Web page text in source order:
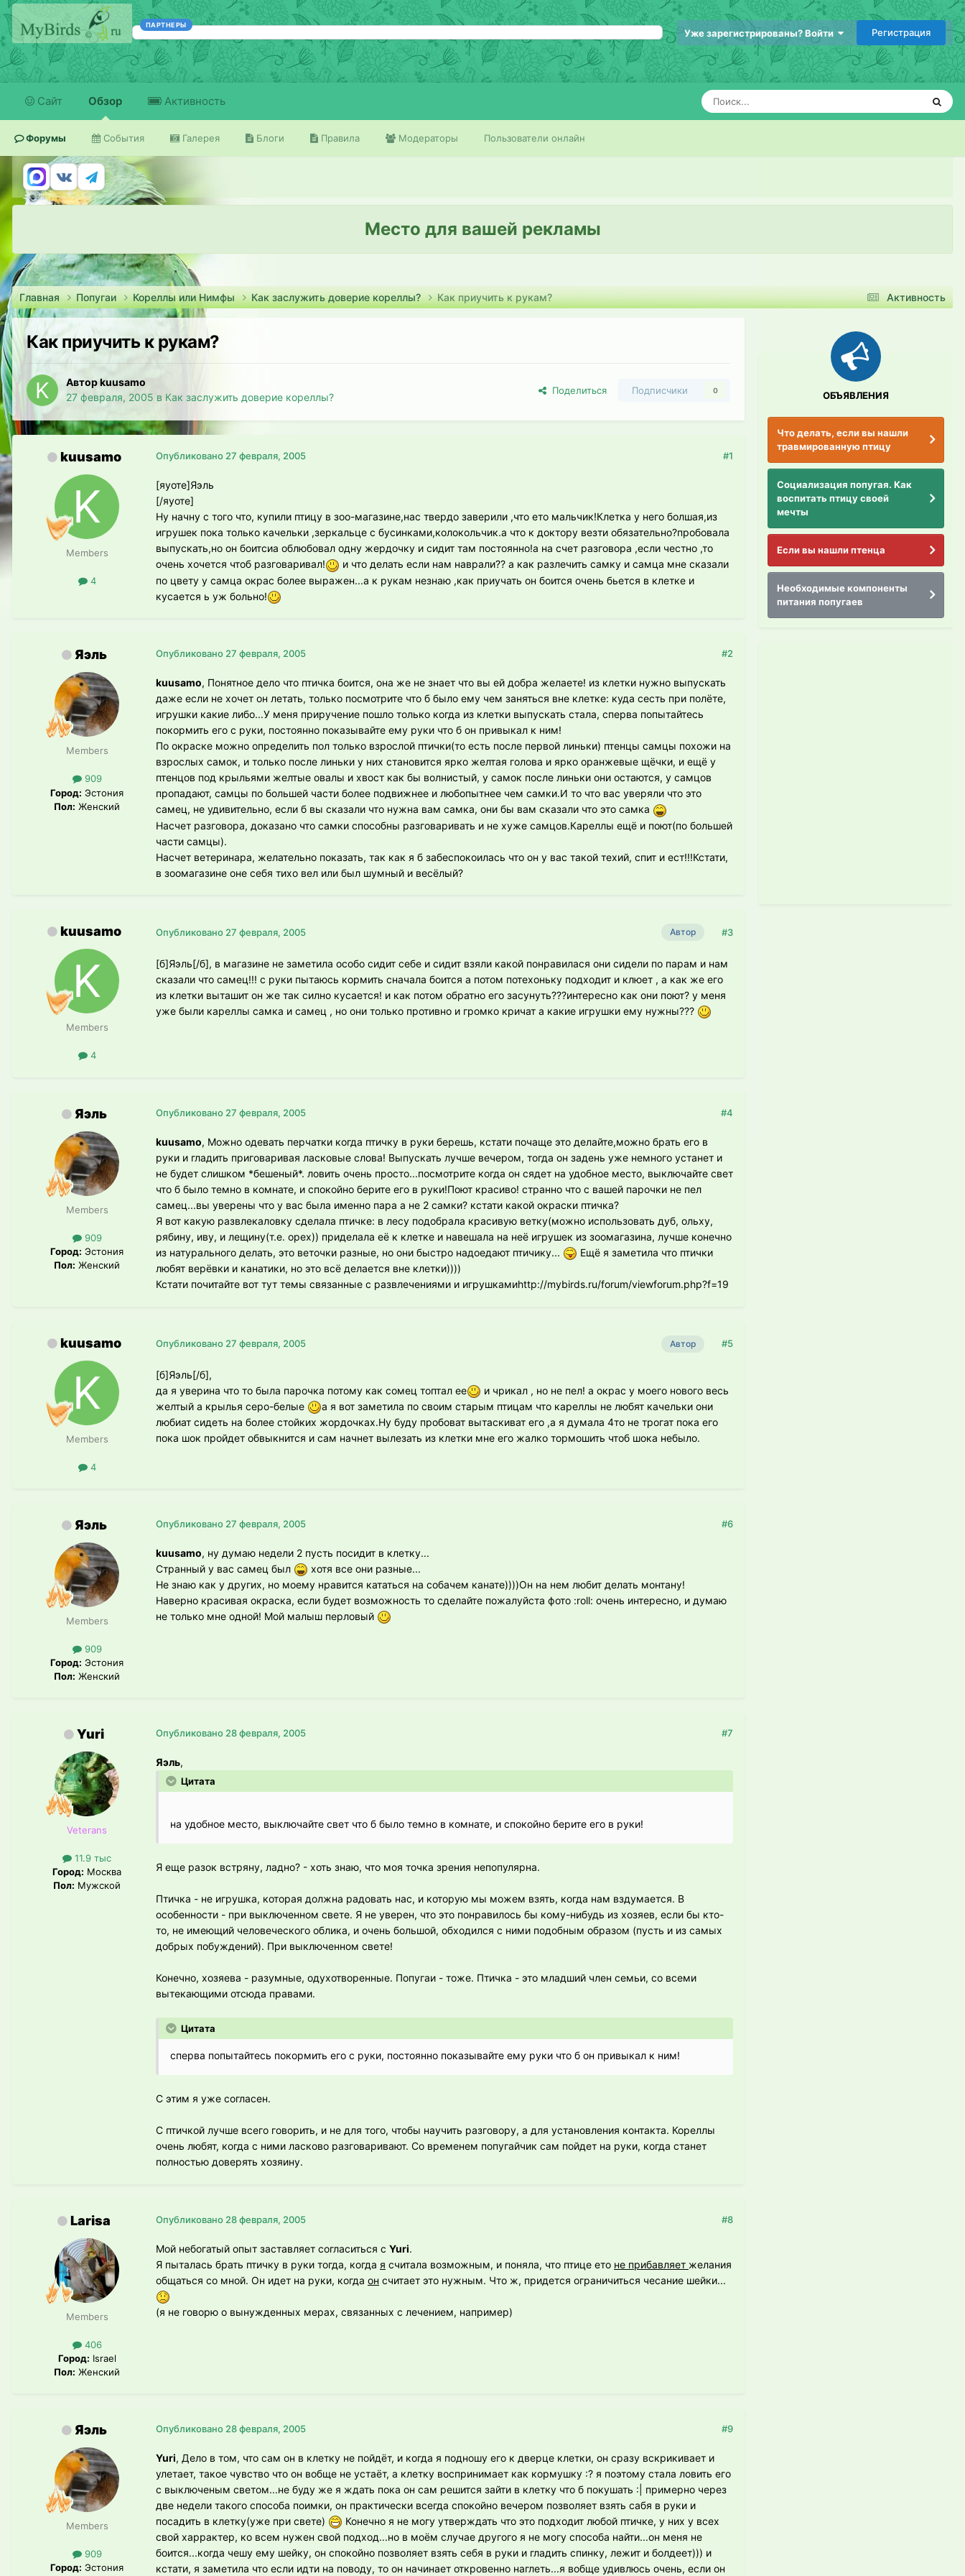
ПАРТНЕРЫ
Уже зарегистрированы? Войти Регистрация
Сайт Обзор
Форумы События Галерея Блоги Правила Модераторы Пользователи онлайн
Активность
Место для вашей рекламы
Активность
Главная Попугаи Кореллы или Нимфы Как заслужить доверие кореллы? Как приучить к рукам?
Как приучить к рукам?
Автор kuusamo
27 февраля, 2005 в Как заслужить доверие кореллы?
Поделиться Подписчики 0
kuusamo
Members
4
#1
Опубликовано 27 февраля, 2005
[яуоте]Яэль
[/яуоте]
Ну начну с того что, купили птицу в зоо-магазине,нас твердо заверили ,что ето мальчик!Клетка у него болшая,из
игрушек пока только качельки ,зеркальце с бусинками,колокольчик.а что к доктору везти обязательно?пробовала
выпускать,но он боитсиа облюбовал одну жердочку и сидит там постоянно!а на счет разговора ,если честно ,то
очень хочется чтоб разговаривал!
и что делать если нам наврали?? а как разлечить самку и самца мне сказали
по цвету у самца окрас более выражен...а к рукам незнаю ,как приучать он боится очень бьется в клетке и
кусается ь уж больно!
Яэль
Members
909
Город: Эстония
Пол: Женский
#2
Опубликовано 27 февраля, 2005
kuusamo, Понятное дело что птичка боится, она же не знает что вы ей добра желаете! из клетки нужно выпускать
даже если не хочет он летать, только посмотрите что б было ему чем заняться вне клетке: куда сесть при полёте,
игрушки какие либо...У меня приручение пошло только когда из клетки выпускать стала, сперва попытайтесь
покормить его с руки, постоянно показывайте ему руки что б он привыкал к ним!
По окраске можно определить пол только взрослой птички(то есть после первой линьки) птенцы самцы похожи на
взрослых самок, и только после линьки у них становится ярко желтая голова и ярко оранжевые щёчки, и ещё у
птенцов под крыльями желтые овалы и хвост как бы волнистый, у самок после линьки они остаются, у самцов
пропадают, самцы по большей части более подвижнее и любопытнее чем самки.И то что вас уверяли что это
самец, не удивительно, если б вы сказали что нужна вам самка, они бы вам сказали что это самка
Насчет разговора, доказано что самки способны разговаривать и не хуже самцов.Кареллы ещё и поют(по большей
части самцы).
Насчет ветеринара, желательно показать, так как я б забеспокоилась что он у вас такой техий, спит и ест!!!Кстати,
в зоомагазине оне себя тихо вел или был шумный и весёлый?
kuusamo
Members
4
Автор #3
Опубликовано 27 февраля, 2005
[б]Яэль[/б], в магазине не заметила особо сидит себе и сидит взяли какой понравилася они сидели по парам и нам
сказали что самец!!! с руки пытаюсь кормить сначала боится а потом потехоньку подходит и клюет , а как же его
из клетки выташит он же так силно кусается! и как потом обратно его засунуть???интересно как они поют? у меня
уже были кареллы самка и самец , но они только противно и громко кричат а какие игрушки ему нужны???
Яэль
Members
909
Город: Эстония
Пол: Женский
#4
Опубликовано 27 февраля, 2005
kuusamo, Можно одевать перчатки когда птичку в руки берешь, кстати почаще это делайте,можно брать его в
руки и гладить приговаривая ласковые слова! Выпускать лучше вечером, тогда он задень уже немного устанет и
не будет слишком *бешеный*. ловить очень просто...посмотрите когда он сядет на удобное место, выключайте свет
что б было темно в комнате, и спокойно берите его в руки!Поют красиво! странно что с вашей парочки не пел
самец...вы уверены что у вас была именно пара а не 2 самки? кстати какой окраски птичка?
Я вот какую развлекаловку сделала птичке: в лесу подобрала красивую ветку(можно использовать дуб, ольху,
рябину, иву, и лещину(т.е. орех)) приделала её к клетке и навешала на неё игрушек из зоомагазина, лучше конечно
из натурального делать, это веточки разные, но они быстро надоедают птичику...
Ещё я заметила что птички
любят верёвки и канатики, но это всё делается вне клетки))))
Кстати почитайте вот тут темы связанные с развлечениями и игрушкамиhttp://mybirds.ru/forum/viewforum.php?f=19
kuusamo
Members
4
Автор #5
Опубликовано 27 февраля, 2005
[б]Яэль[/б],
да я уверина что то была парочка потому как сомец топтал ее
и чрикал , но не пел! а окрас у моего нового весь
желтый а крылья серо-белые
а я вот заметила по своим старым птицам что кареллы не любят качельки они
любиат сидеть на более стойких жордочках.Ну буду пробоват вытаскиват его ,а я думала 4то не трогат пока его
пока шок пройдет обвыкнится и сам начнет вылезать из клетки мне его жалко тормошить чтоб шока небыло.
Яэль
Members
909
Город: Эстония
Пол: Женский
#6
Опубликовано 27 февраля, 2005
kuusamo, ну думаю недели 2 пусть посидит в клетку...
Странный у вас самец был
хотя все они разные...
Не знаю как у других, но моему нравится кататься на собачем канате))))Он на нем любит делать монтану!
Наверно красивая окраска, если будет возможность то сделайте пожалуйста фото :roll: очень интересно, и думаю
не только мне одной! Мой малыш перловый
Yuri
Veterans
11.9 тыс
Город: Москва
Пол: Мужской
#7
Опубликовано 28 февраля, 2005
Яэль,
Цитата
на удобное место, выключайте свет что б было темно в комнате, и спокойно берите его в руки!
Я еще разок встряну, ладно? - хоть знаю, что моя точка зрения непопулярна.
Птичка - не игрушка, которая должна радовать нас, и которую мы можем взять, когда нам вздумается. В
особенности - при выключенном свете. Я не уверен, что это понравилось бы кому-нибудь из хозяев, если бы кто-
то, не имеющий человеческого облика, и очень большой, обходился с ними подобным образом (пусть и из самых
добрых побуждений). При выключенном свете!
Конечно, хозяева - разумные, одухотворенные. Попугаи - тоже. Птичка - это младший член семьи, со всеми
вытекающими отсюда правами.
Цитата
сперва попытайтесь покормить его с руки, постоянно показывайте ему руки что б он привыкал к ним!
С этим я уже согласен.
С птичкой лучше всего говорить, и не для того, чтобы научить разговору, а для установления контакта. Кореллы
очень любят, когда с ними ласково разговаривают. Со временем попугайчик сам пойдет на руки, когда станет
полностью доверять хозяину.
Larisa
Members
406
Город: Israel
Пол: Женский
#8
Опубликовано 28 февраля, 2005
Мой небогатый опыт заставляет согласиться с Yuri.
Я пыталась брать птичку в руки тогда, когда я считала возможным, и поняла, что птице ето не прибавляет желания
общаться со мной. Он идет на руки, когда он считает это нужным. Что ж, придется ограничиться чесание шейки...
(я не говорю о вынужденных мерах, связанных с лечением, например)
Яэль
Members
909
Город: Эстония
#9
Опубликовано 28 февраля, 2005
Yuri, Дело в том, что сам он в клетку не пойдёт, и когда я подношу его к дверце клетки, он сразу вскрикивает и
улетает, такое чувство что он вобще не устаёт, а клетку воспринимает как кормушку :? я поэтому стала ловить его
с выключеным светом...не буду же я ждать пока он сам решится зайти в клетку что б покушать :| примерно через
две недели такого способа поимки, он практически всегда спокойно вечером позволяет взять сабя в руки и
посадить в клетку(уже при свете)
Конечно я не могу утверждать что это подходит любой птичке, у них у всех
свой харрактер, ко всем нужен свой подход...но в моём случае другого я не могу способа найти...он меня не
боится...когда чешу ему шейку, он спокойно позволяет взять себя в руки и гладить спинку, лежит и болдеет))) и
кстати, я заметила что если идти на поводу, то он начинает откровенно наглеть...я вобще удивлюсь очень, если он
ОБЪЯВЛЕНИЯ
Что делать, если вы нашли
травмированную птицу
Социализация попугая. Как
воспитать птицу своей
мечты
Если вы нашли птенца
Необходимые компоненты
питания попугаев